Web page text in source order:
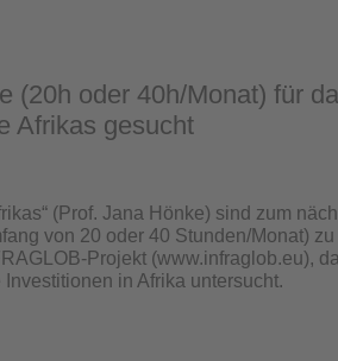
(20h oder 40h/Monat) für
Afrikas gesucht
(Prof. Jana Hönke) sind zum
von 20 oder 40 Stunden/Monat)
Projekt (www.infraglob.eu),
in Afrika untersucht.